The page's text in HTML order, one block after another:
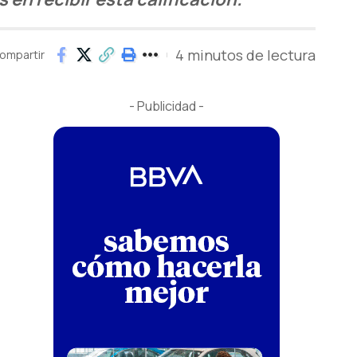
4 minutos de lectura
- Publicidad -